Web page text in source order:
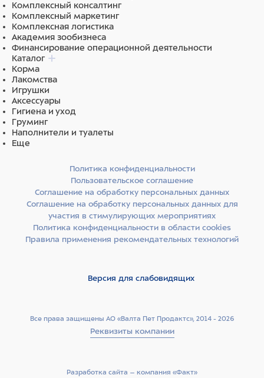
Комплексный консалтинг
Комплексный маркетинг
Комплексная логистика
Академия зообизнеса
Финансирование операционной деятельности
Каталог
Корма
Лакомства
Игрушки
Аксессуары
Гигиена и уход
Груминг
Наполнители и туалеты
Еще
Все права защищены АО «Валта Пет Продактс», 2014 - 2026
Реквизиты компании
Политика конфиденциальности
Пользовательское соглашение
Соглашение на обработку персональных данных
Соглашение на обработку персональных данных для
участия в стимулирующих мероприятиях
Политика конфиденциальности в области cookies
Правила применения рекомендательных технологий
Версия для слабовидящих
Разработка сайта –­ компания «Факт»